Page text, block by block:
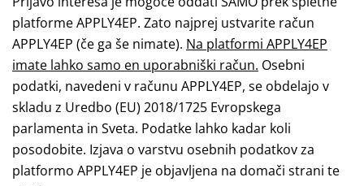
platformeAPPLY4EP. Zato najprej ustvarite račun
APPLY4EP (če ga še nimate). Na platformi APPLY4EP
imate lahko samo en uporabniški račun. Osebni
podatki, navedeni v računu APPLY4EP, se obdelajo v
skladu z Uredbo (EU) 2018/1725 Evropskega
parlamenta in Sveta. Podatke lahko kadar koli
posodobite. Izjava o varstvu osebnih podatkov za
platformo APPLY4EP je objavljena na domači strani te